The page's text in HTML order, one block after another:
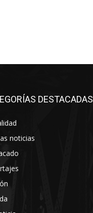
DESTACADAS
noticias